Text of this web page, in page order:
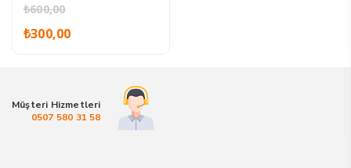
₺600,00
Orijinal
fiyat:
₺300,00Şu
andaki
₺300,00.
Müşteri Hizmetleri
0507 580 31 58